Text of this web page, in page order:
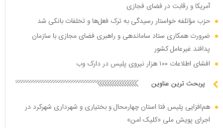
آمریکا و رقابت در فضای فجازی
حزب مؤتلفه خواستار رسیدگی به ترک فعل‌ها و تخلفات بانکی شد
ضرورت همکاری ستاد ساماندهی و راهبری فضای مجازی با سازمان
پدافند غیرعامل کشور
افشای اطلاعات ۱۰۰ هزار نیروی پلیس در دارک وب
پربحث ترین عناوین
هم‌افزایی پلیس فتا استان چهارمحال و بختیاری و شهرداری شهرکرد در
اجرای پویش ملی «کلیک امن»